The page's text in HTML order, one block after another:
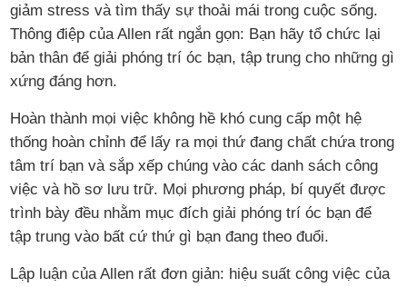
giảm stress và tìm thấy sự thoải mái trong cuộc sống.
Thông điệp của Allen rất ngắn gọn: Bạn hãy tổ chức lại
bản thân để giải phóng trí óc bạn, tập trung cho những gì
xứng đáng hơn.
Hoàn thành mọi việc không hề khó cung cấp một hệ
thống hoàn chỉnh để lấy ra mọi thứ đang chất chứa trong
tâm trí bạn và sắp xếp chúng vào các danh sách công
việc và hồ sơ lưu trữ. Mọi phương pháp, bí quyết được
trình bày đều nhằm mục đích giải phóng trí óc bạn để
tập trung vào bất cứ thứ gì bạn đang theo đuổi.
Lập luận của Allen rất đơn giản: hiệu suất công việc của